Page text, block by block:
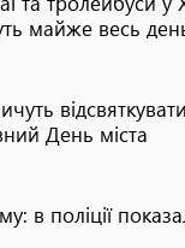
майже весь
відсвяткувати
День міста
в поліції